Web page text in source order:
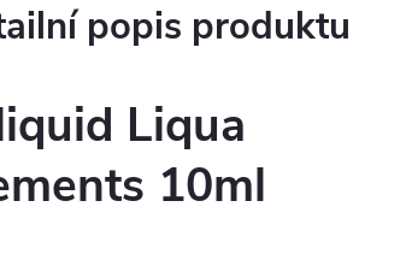
popis produktu
Liqua
10ml